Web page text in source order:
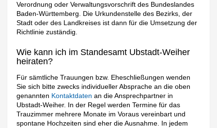
Verordnung oder Verwaltungsvorschrift des Bundeslandes
Baden-Württemberg. Die Urkundenstelle des Bezirks, der
Stadt oder des Landkreises ist dann für die Umsetzung der
Richtlinie zuständig.
Wie kann ich im Standesamt Ubstadt-Weiher
heiraten?
Für sämtliche Trauungen bzw. Eheschließungen wenden
Sie sich bitte zwecks individueller Absprache an die oben
genannten Kontaktdaten an die Ansprechpartner in
Ubstadt-Weiher. In der Regel werden Termine für das
Trauzimmer mehrere Monate im Voraus vereinbart und
spontane Hochzeiten sind eher die Ausnahme. In jedem